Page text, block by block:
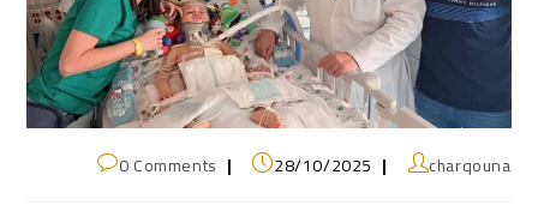
charqouna
28/10/2025
0 Comments